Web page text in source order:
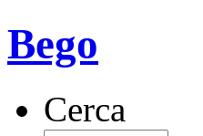
Bego
Cerca